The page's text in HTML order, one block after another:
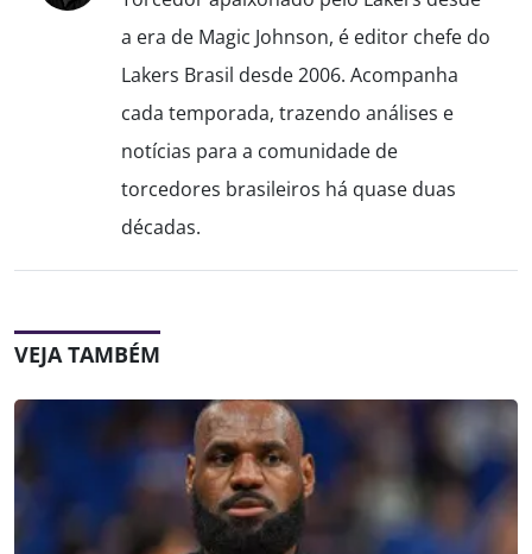
a era de Magic Johnson, é editor chefe do
Lakers Brasil desde 2006. Acompanha
cada temporada, trazendo análises e
notícias para a comunidade de
torcedores brasileiros há quase duas
décadas.
VEJA TAMBÉM